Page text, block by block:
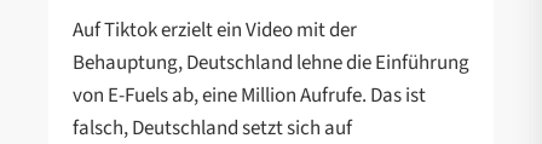
Auf Tiktok erzielt ein Video mit der
Behauptung, Deutschland lehne die Einführung
von E-Fuels ab, eine Million Aufrufe. Das ist
falsch, Deutschland setzt sich auf